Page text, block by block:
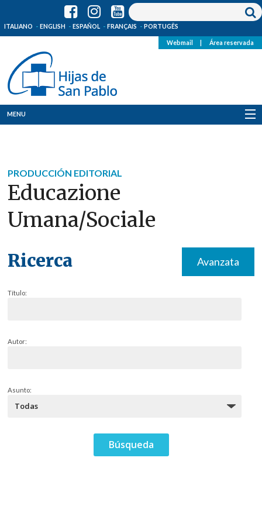
ITALIANO ENGLISH ESPAÑOL FRANÇAIS PORTUGÊS
Webmail Área reservada
MENU
Dónde estamos
Noticias
Recursos
Media
PRODUCCIÓN EDITORIAL
Educazione
Umana/sociale
Ricerca Avanzata
Título:
Autor:
Asunto: